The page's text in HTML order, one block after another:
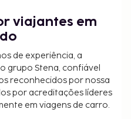
durante todo o ano.
se outras isenções.
contacte o alojamento
constam na sua
de novembro a 30 de
e por noite. As
viajantes em
de experiência, a
grupo Stena, confiável
reconhecidos por nossa
por acreditações líderes
em viagens de carro.